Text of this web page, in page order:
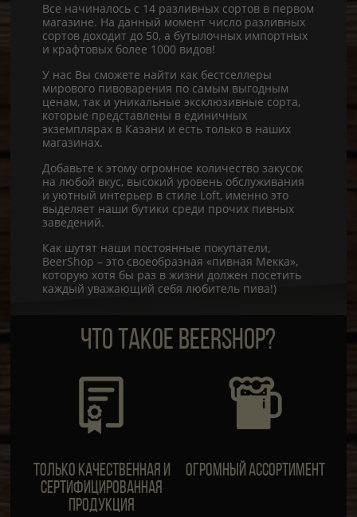
Все начиналось с 14 разливных сортов в первом
магазине. На данный момент число разливных
сортов доходит до 50, а бутылочных импортных
и крафтовых более 1000 видов!
У нас Вы сможете найти как бестселлеры
мирового пивоварения по самым выгодным
ценам, так и уникальные эксклюзивные сорта,
которые представлены в единичных
экземплярах в Казани и есть только в наших
магазинах.
Добавьте к этому огромное количество закусок
на любой вкус, высокий уровень обслуживания
и уютный интерьер в стиле Loft, именно это
выделяет наши бутики среди прочих пивных
заведений.
Как шутят наши постоянные покупатели,
BeerShop – это своеобразная «пивная Мекка»,
которую хотя бы раз в жизни должен посетить
каждый уважающий себя любитель пива!)
ЧТО ТАКОЕ BEERSHOP?
Только качественная и
сертифицированная
продукция
Огромный ассортимент